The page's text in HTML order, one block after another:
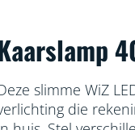
slimme WiZ
die